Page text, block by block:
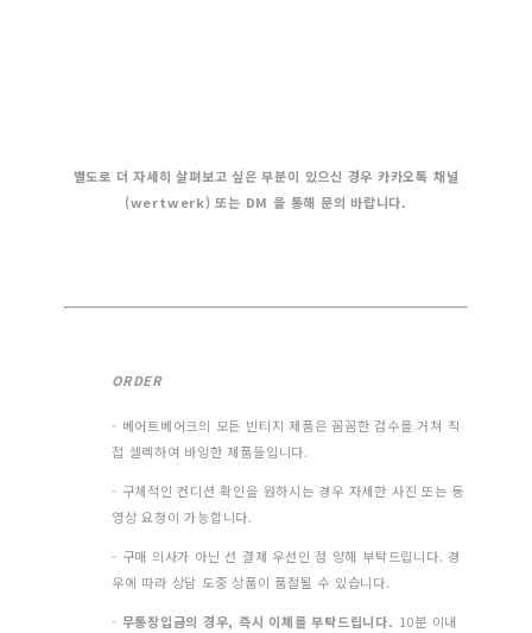
별도로 더 자세히 살펴보고 싶은 부분이 있으신 경우 카카오톡 채널
(wertwerk) 또는 DM 을 통해 문의 바랍니다.
ORDER
- 베어트베어크의 모든 빈티지 제품은 꼼꼼한 검수를 거쳐 직
접 셀렉하여 바잉한 제품들입니다.
- 구체적인 컨디션 확인을 원하시는 경우 자세한 사진 또는 동
영상 요청이 가능합니다.
- 구매 의사가 아닌 선 결제 우선인 점 양해 부탁드립니다. 경
우에 따라 상담 도중 상품이 품절될 수 있습니다.
- 무통장입금의 경우, 즉시 이체를 부탁드립니다. 10분 이내